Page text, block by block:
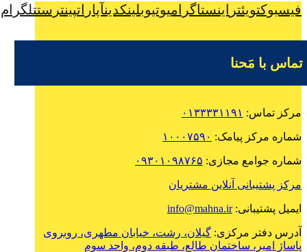
فیسبوکتویئتر اینستاگرامیوتیوبلینکدینآپاراتپینترستتلگرام
تماس با مَحنا
مرکز تماس: ۰۱۳۳۳۳۱۱۹۱
شماره مرکز پیامک: ۱۰۰۰۷۵۹۰
شماره جوامع مجازی: ۰۹۳۰۱۰۹۸۷۶۵
مرکز پشتیبانی آنلاین مشتریان
ایمیل پشتیبانی:info@mahna.ir
آدرس دفتر مرکزی: گیلان، رشت، خیابان مطهری، روبروی
پاساژ امیر، ساختمان طالع، طبقه دوم، واحد سوم